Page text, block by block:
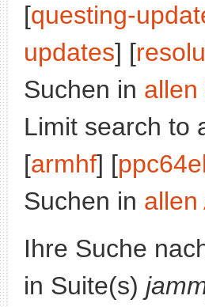
[questing-
updates] [
Suchen in allen
Limit search to
[armhf] [ppc64el
Suchen in allen
Ihre Suche
in Suite(s)